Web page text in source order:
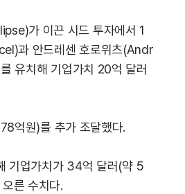
가 이끈 시드 투자에서 1
과 안드레센 호로위츠(Andr
유치해 기업가치 20억 달러
억원)를 추가 조달했다.
기업가치가 34억 달러(약 5
른 수치다.